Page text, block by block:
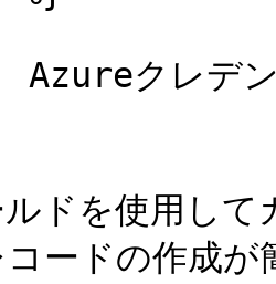
クレデン
ドを使用し
ードの作成